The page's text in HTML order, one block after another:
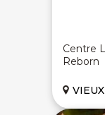
Centre
Reborn